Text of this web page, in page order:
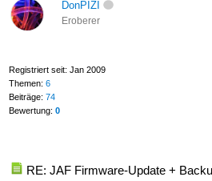
DonPIZI
Eroberer
Registriert seit: Jan 2009
Themen: 6
Beiträge: 74
Bewertung: 0
RE: JAF Firmware-Update +